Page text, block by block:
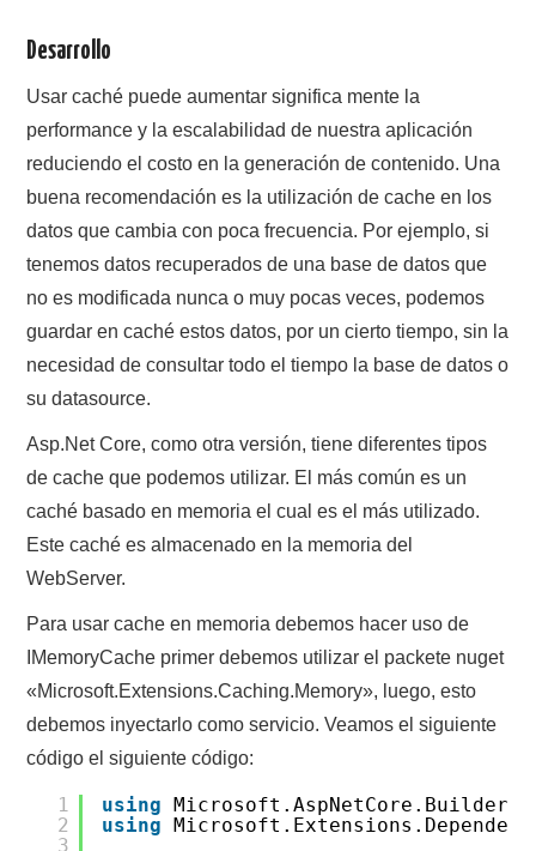
Desarrollo
Usar caché puede aumentar significa mente la
performance y la escalabilidad de nuestra aplicación
reduciendo el costo en la generación de contenido. Una
buena recomendación es la utilización de cache en los
datos que cambia con poca frecuencia. Por ejemplo, si
tenemos datos recuperados de una base de datos que
no es modificada nunca o muy pocas veces, podemos
guardar en caché estos datos, por un cierto tiempo, sin la
necesidad de consultar todo el tiempo la base de datos o
su datasource.
Asp.Net Core, como otra versión, tiene diferentes tipos
de cache que podemos utilizar. El más común es un
caché basado en memoria el cual es el más utilizado.
Este caché es almacenado en la memoria del
WebServer.
Para usar cache en memoria debemos hacer uso de
IMemoryCache primer debemos utilizar el packete nuget
«Microsoft.Extensions.Caching.Memory», luego, esto
debemos inyectarlo como servicio. Veamos el siguiente
código el siguiente código:
1
2
3
using
Microsoft.AspNetCore.Builder;
using